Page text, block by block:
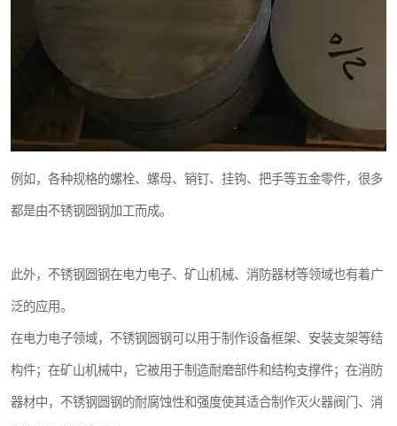
例如，各种规格的螺栓、螺母、销钉、挂钩、把手等五金零件，很多
都是由不锈钢圆钢加工而成。
此外，不锈钢圆钢在电力电子、矿山机械、消防器材等领域也有着广
泛的应用。
在电力电子领域，不锈钢圆钢可以用于制作设备框架、安装支架等结
构件；在矿山机械中，它被用于制造耐磨部件和结构支撑件；在消防
器材中，不锈钢圆钢的耐腐蚀性和强度使其适合制作灭火器阀门、消